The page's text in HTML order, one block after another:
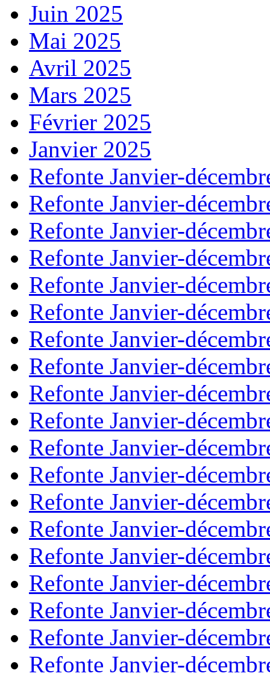
Juin 2025
Mai 2025
Avril 2025
Mars 2025
Février 2025
Janvier 2025
Refonte Janvier-
Refonte Janvier-
Refonte Janvier-
Refonte Janvier-
Refonte Janvier-
Refonte Janvier-
Refonte Janvier-
Refonte Janvier-
Refonte Janvier-
Refonte Janvier-
Refonte Janvier-
Refonte Janvier-
Refonte Janvier-
Refonte Janvier-
Refonte Janvier-
Refonte Janvier-
Refonte Janvier-
Refonte Janvier-
Refonte Janvier-